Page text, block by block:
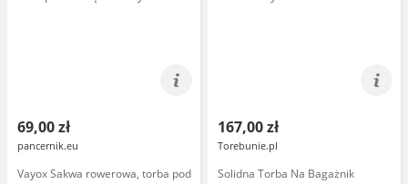
69,00 zł
pancernik.eu
Vayox Sakwa rowerowa, torba pod
167,00 zł
Torebunie.pl
Solidna Torba Na Bagażnik